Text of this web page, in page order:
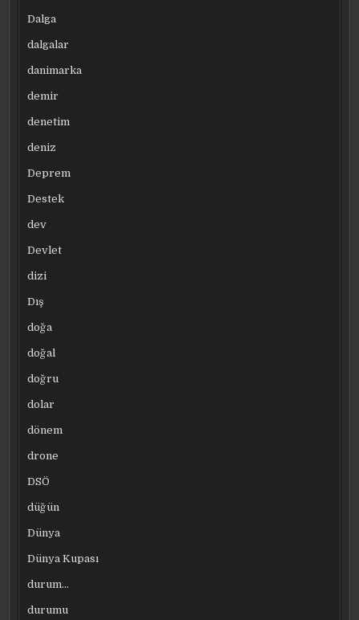
Dalga
dalgalar
danimarka
demir
denetim
deniz
Deprem
Destek
dev
Devlet
dizi
Dış
doğa
doğal
doğru
dolar
dönem
drone
DSÖ
düğün
Dünya
Dünya Kupası
durum…
durumu